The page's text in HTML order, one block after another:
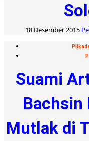
18 Desember 2015
Suami
Bachsin
Mutlak di